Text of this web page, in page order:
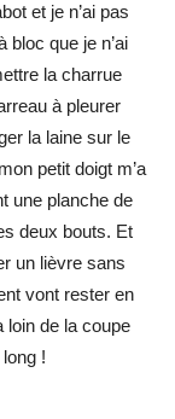
et je n’ai pas
que je n’ai
la charrue
à pleurer
la laine sur le
petit doigt m’a
une planche de
deux bouts. Et
un lièvre sans
vont rester en
de la coupe
!